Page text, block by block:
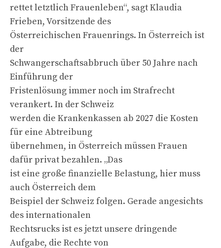
rettet letztlich Frauenleben“, sagt Klaudia
Frieben, Vorsitzende des
Österreichischen Frauenrings. In Österreich ist
der
Schwangerschaftsabbruch über 50 Jahre nach
Einführung der
Fristenlösung immer noch im Strafrecht
verankert. In der Schweiz
werden die Krankenkassen ab 2027 die Kosten
für eine Abtreibung
übernehmen, in Österreich müssen Frauen
dafür privat bezahlen. „Das
ist eine große finanzielle Belastung, hier muss
auch Österreich dem
Beispiel der Schweiz folgen. Gerade angesichts
des internationalen
Rechtsrucks ist es jetzt unsere dringende
Aufgabe, die Rechte von